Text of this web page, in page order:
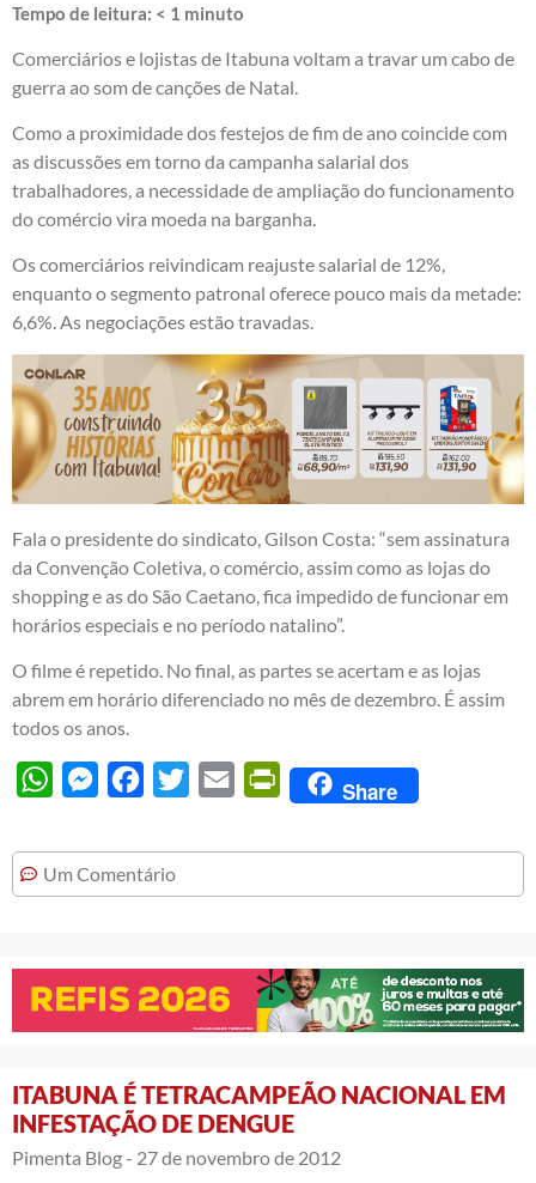
Tempo de leitura: < 1 minuto
Comerciários e lojistas de Itabuna voltam a travar um cabo de
guerra ao som de canções de Natal.
Como a proximidade dos festejos de fim de ano coincide com
as discussões em torno da campanha salarial dos
trabalhadores, a necessidade de ampliação do funcionamento
do comércio vira moeda na barganha.
Os comerciários reivindicam reajuste salarial de 12%,
enquanto o segmento patronal oferece pouco mais da metade:
6,6%. As negociações estão travadas.
Fala o presidente do sindicato, Gilson Costa: “sem assinatura
da Convenção Coletiva, o comércio, assim como as lojas do
shopping e as do São Caetano, fica impedido de funcionar em
horários especiais e no período natalino”.
O filme é repetido. No final, as partes se acertam e as lojas
abrem em horário diferenciado no mês de dezembro. É assim
todos os anos.
WhatsAppMessengerFacebook
Twitter Email PrintFriendly
Share
Um Comentário
ITABUNA É TETRACAMPEÃO NACIONAL EM
INFESTAÇÃO DE DENGUE
Pimenta Blog - 27 de novembro de 2012